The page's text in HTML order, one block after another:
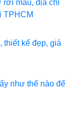
rơi màu, địa chỉ
TPHCM
thiết kế đẹp, giá
như thế nào để